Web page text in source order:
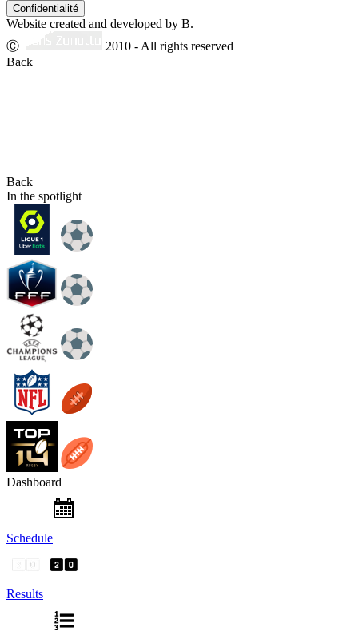
Website created and developed by B.
Ⓒ
2010 - All rights reserved
Back
Back
In the spotlight
Dashboard
Schedule
Results